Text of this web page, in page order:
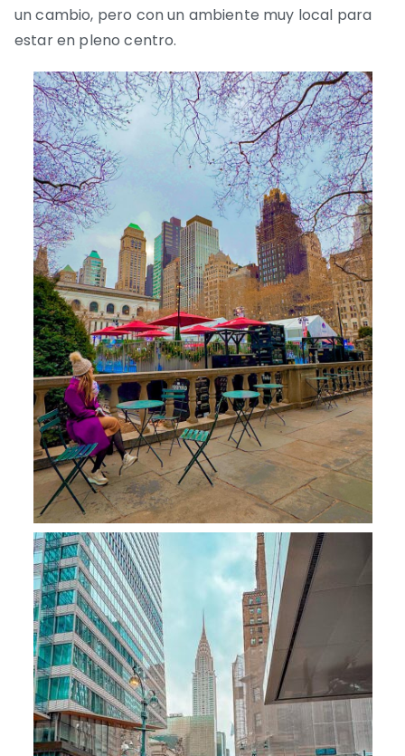
un cambio, pero con un ambiente muy local para
estar en pleno centro.